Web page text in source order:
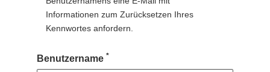
Informationen zum Zurücksetzen Ihres
Kennwortes anfordern.
Benutzername *